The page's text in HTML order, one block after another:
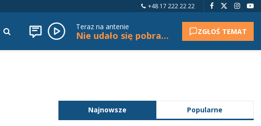
+48 17 222 22 22
Teraz na antenie
Nie udało się pobrać tytułu. ZGŁOŚ TEMAT
Najnowsze Popularne